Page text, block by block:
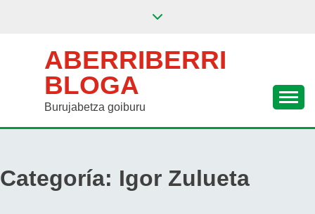
ABERRIBERRI
BLOGA
Burujabetza goiburu
Categoría: Igor Zulueta